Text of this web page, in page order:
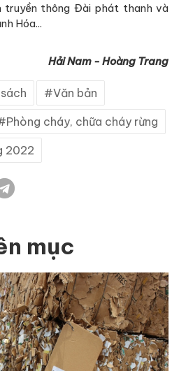
truyền thông Đài phát thanh và
Hóa...
Hải Nam - Hoàng Trang
Văn bản
Phòng cháy, chữa cháy rừng
2022
mục